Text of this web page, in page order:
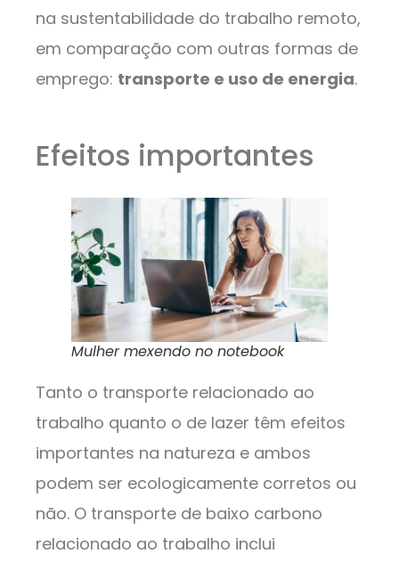
na sustentabilidade do trabalho remoto,
em comparação com outras formas de
emprego: transporte e uso de energia.
Efeitos importantes
Mulher mexendo no notebook
Tanto o transporte relacionado ao
trabalho quanto o de lazer têm efeitos
importantes na natureza e ambos
podem ser ecologicamente corretos ou
não. O transporte de baixo carbono
relacionado ao trabalho inclui